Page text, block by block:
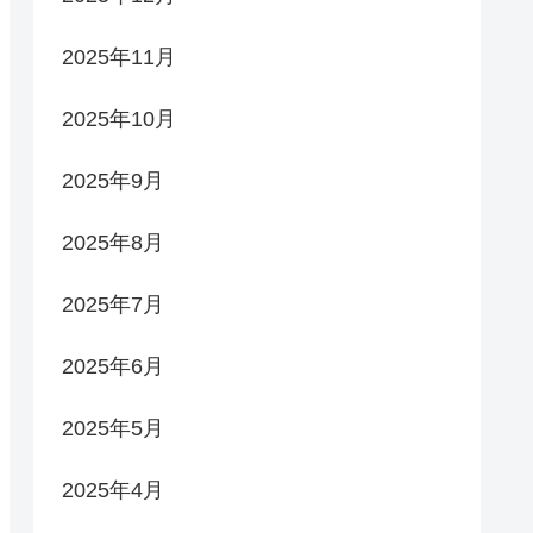
2025年11月
2025年10月
2025年9月
2025年8月
2025年7月
2025年6月
2025年5月
2025年4月